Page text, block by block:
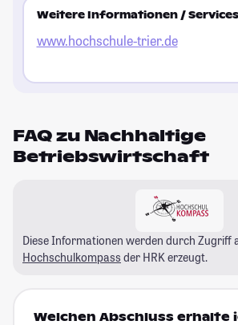
Weitere Informationen / Services
www.hochschule-trier.de
FAQ zu Nachhaltige
Betriebswirtschaft
Diese Informationen werden durch Zugriff
Hochschulkompass der HRK erzeugt.
Welchen Abschluss erhalte